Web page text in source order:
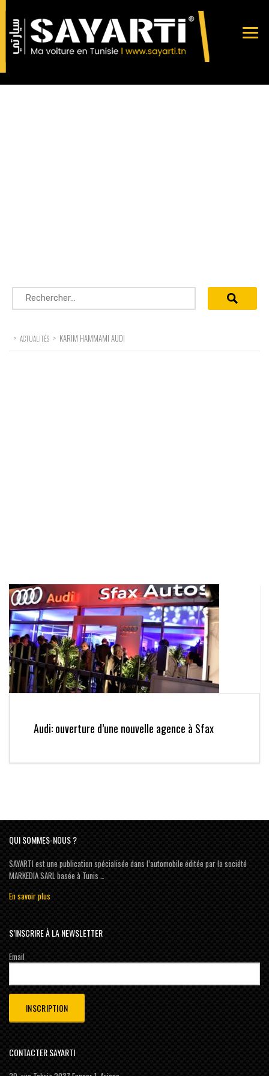
Rechercher :
> ACTUALITÉS > KARIM HAMMAMI AUDI
Audi: ouverture d’une nouvelle agence à Sfax
QUI SOMMES-NOUS ?
SAYARTI est une publication spécialisée dans l’automobile éditée par la société
MARKEDIA SARL basée à Tunis …
En savoir plus
S’INSCRIRE À LA NEWSLETTER
Email
CONTACTER SAYARTI